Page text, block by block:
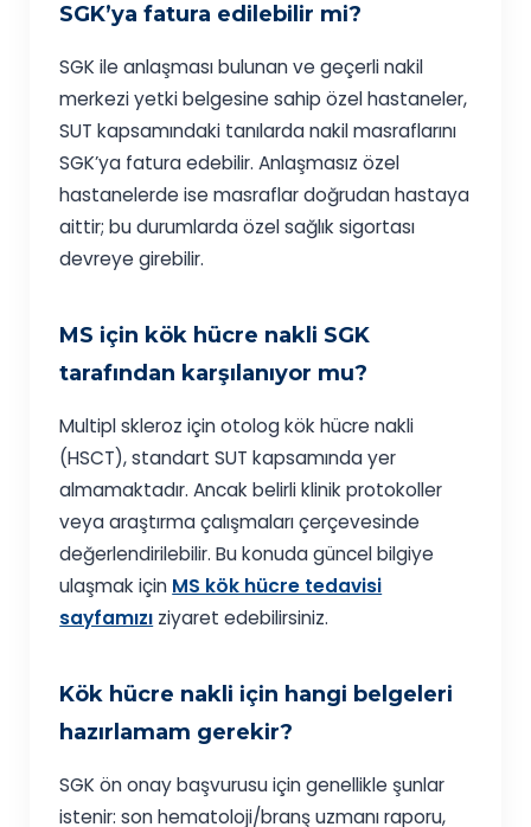
SGK’ya fatura edilebilir mi?
SGK ile anlaşması bulunan ve geçerli nakil
merkezi yetki belgesine sahip özel hastaneler,
SUT kapsamındaki tanılarda nakil masraflarını
SGK’ya fatura edebilir. Anlaşmasız özel
hastanelerde ise masraflar doğrudan hastaya
aittir; bu durumlarda özel sağlık sigortası
devreye girebilir.
MS için kök hücre nakli SGK
tarafından karşılanıyor mu?
Multipl skleroz için otolog kök hücre nakli
(HSCT), standart SUT kapsamında yer
almamaktadır. Ancak belirli klinik protokoller
veya araştırma çalışmaları çerçevesinde
değerlendirilebilir. Bu konuda güncel bilgiye
ulaşmak için MS kök hücre tedavisi
sayfamızı ziyaret edebilirsiniz.
Kök hücre nakli için hangi belgeleri
hazırlamam gerekir?
SGK ön onay başvurusu için genellikle şunlar
istenir: son hematoloji/branş uzmanı raporu,